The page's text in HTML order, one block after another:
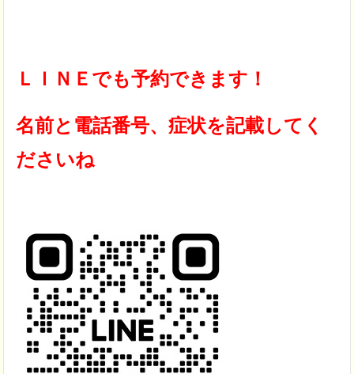
ＬＩＮＥでも予約できます！
名前と電話番号、症状を記載してく
ださいね